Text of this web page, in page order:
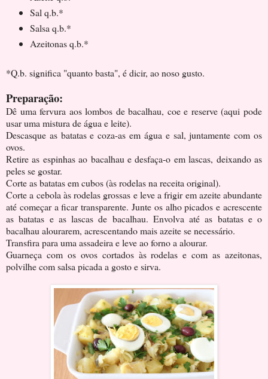
Sal q.b.*
Salsa q.b.*
Azeitonas q.b.*
*Q.b. significa "quanto basta", é dicir, ao noso gusto.
Preparação:
Dê uma fervura aos lombos de bacalhau, coe e reserve (aqui pode
usar uma mistura de água e leite).
Descasque as batatas e coza-as em água e sal, juntamente com os
ovos.
Retire as espinhas ao bacalhau e desfaça-o em lascas, deixando as
peles se gostar.
Corte as batatas em cubos (às rodelas na receita original).
Corte a cebola às rodelas grossas e leve a frigir em azeite abundante
até começar a ficar transparente. Junte os alho picados e acrescente
as batatas e as lascas de bacalhau. Envolva até as batatas e o
bacalhau alourarem, acrescentando mais azeite se necessário.
Transfira para uma assadeira e leve ao forno a alourar.
Guarneça com os ovos cortados às rodelas e com as azeitonas,
polvilhe com salsa picada a gosto e sirva.